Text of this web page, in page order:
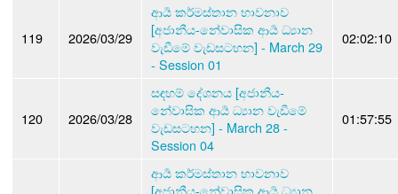
119 2026/03/29
ආර්‍ය කර්මස්තාන භාවනාව
[අජානීය-නේවාසික ආර්‍ය ධ්‍යාන
වැඩීමේ වැඩසටහන] - March 29
- Session 01
02:02:10
120 2026/03/28
සඳහම් දේශනය [අජානීය-
නේවාසික ආර්‍ය ධ්‍යාන වැඩීමේ
වැඩසටහන] - March 28 -
Session 04
01:57:55
ආර්‍ය කර්මස්තාන භාවනාව
[අජානීය-නේවාසික ආර්‍ය ධ්‍යාන